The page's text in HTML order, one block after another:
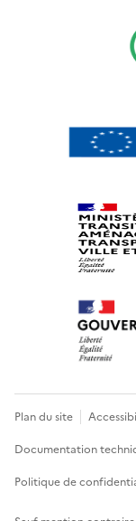
Plan du site
Documentation
Politique de